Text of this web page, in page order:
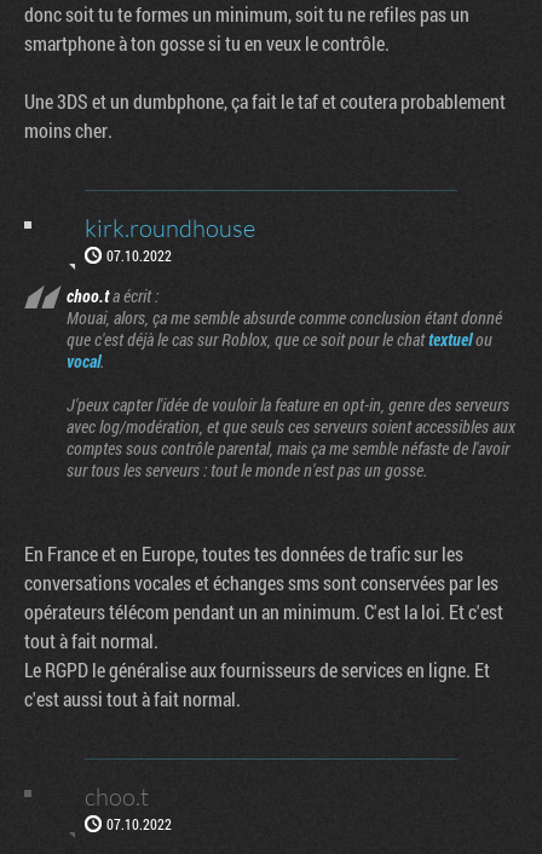
donc soit tu te formes un minimum, soit tu ne refiles pas un
smartphone à ton gosse si tu en veux le contrôle.
Une 3DS et un dumbphone, ça fait le taf et coutera probablement
moins cher.
kirk.roundhouse
07.10.2022
choo.ta écrit :
Mouai, alors, ça me semble absurde comme conclusion étant donné
que c'est déjà le cas sur Roblox, que ce soit pour le chattextuelou
vocal.
J'peux capter l'idée de vouloir la feature en opt-in, genre des serveurs
avec log/modération, et que seuls ces serveurs soient accessibles aux
comptes sous contrôle parental, mais ça me semble néfaste de l'avoir
sur tous les serveurs : tout le monde n'est pas un gosse.
En France et en Europe, toutes tes données de trafic sur les
conversations vocales et échanges sms sont conservées par les
opérateurs télécom pendant un an minimum. C'est la loi. Et c'est
tout à fait normal.
Le RGPD le généralise aux fournisseurs de services en ligne. Et
c'est aussi tout à fait normal.
choo.t
07.10.2022